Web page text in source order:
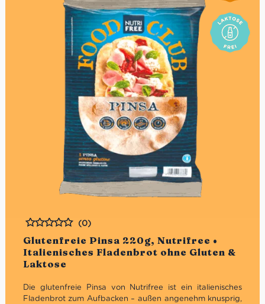
Glutenfreie Pinsa 220g, Nutrifree •
Italienisches Fladenbrot ohne Gluten &
Laktose
Bewertet
(0)
Die glutenfreie Pinsa von Nutrifree ist ein italienisches
Fladenbrot zum Aufbacken – außen angenehm knusprig,